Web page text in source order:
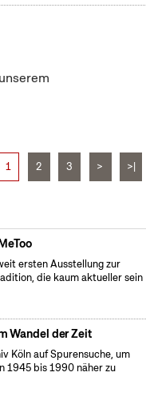
1 2 3 > >|
ersten Ausstellung zur
die kaum aktueller sein
Wandel der Zeit
Köln auf Spurensuche, um
1945 bis 1990 näher zu